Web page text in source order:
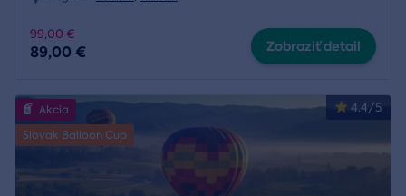
99,00 €
89,00 € Zobraziť detail
4.4/5
Akcia
Slovak Balloon Cup